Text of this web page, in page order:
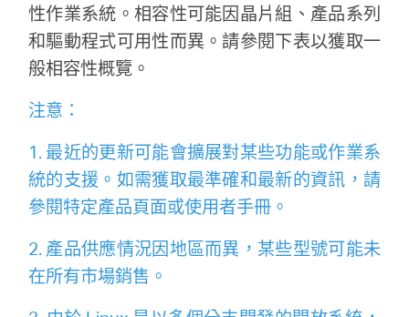
性作業系統。相容性可能因晶片組、產品系列
和驅動程式可用性而異。請參閱下表以獲取一
般相容性概覽。
注意：
1. 最近的更新可能會擴展對某些功能或作業系
統的支援。如需獲取最準確和最新的資訊，請
參閱特定產品頁面或使用者手冊。
2. 產品供應情況因地區而異，某些型號可能未
在所有市場銷售。